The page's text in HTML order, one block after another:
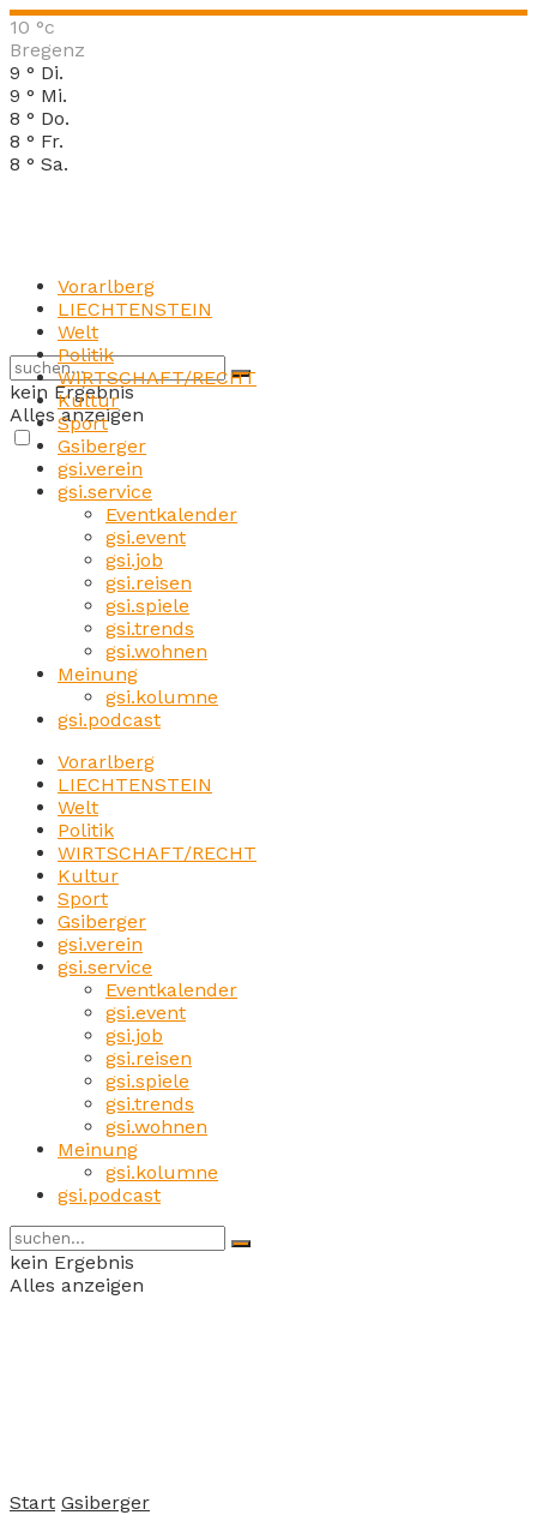
10 °c
Bregenz
9 ° Di.
9 ° Mi.
8 ° Do.
8 ° Fr.
8 ° Sa.
kein Ergebnis
Alles anzeigen
Vorarlberg
LIECHTENSTEIN
Welt
Politik
WIRTSCHAFT/RECHT
Kultur
Sport
Gsiberger
gsi.verein
gsi.service
Eventkalender
gsi.event
gsi.job
gsi.reisen
gsi.spiele
gsi.trends
gsi.wohnen
Meinung
gsi.kolumne
gsi.podcast
Vorarlberg
LIECHTENSTEIN
Welt
Politik
WIRTSCHAFT/RECHT
Kultur
Sport
Gsiberger
gsi.verein
gsi.service
Eventkalender
gsi.event
gsi.job
gsi.reisen
gsi.spiele
gsi.trends
gsi.wohnen
Meinung
gsi.kolumne
gsi.podcast
kein Ergebnis
Alles anzeigen
Start Gsiberger